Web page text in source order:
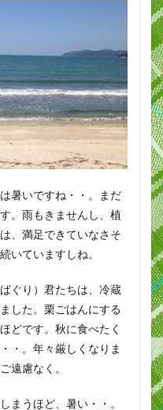
暑いですね・・。まだ
。雨もきませんし、植
、満足できていなさそ
いていますしね。
ぐり）君たちは、冷蔵
した。栗ごはんにする
どです。秋に食べたく
・。年々厳しくなりま
遠慮なく。
まうほど、暑い・・。